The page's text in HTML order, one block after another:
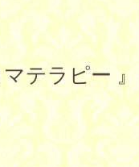
テラピー 』